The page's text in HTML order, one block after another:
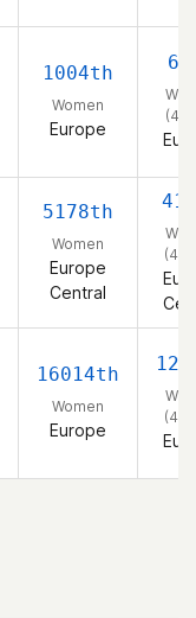
1004th
Women
Europe
5178th
Women
Europe
Central
16014th
Women
Europe